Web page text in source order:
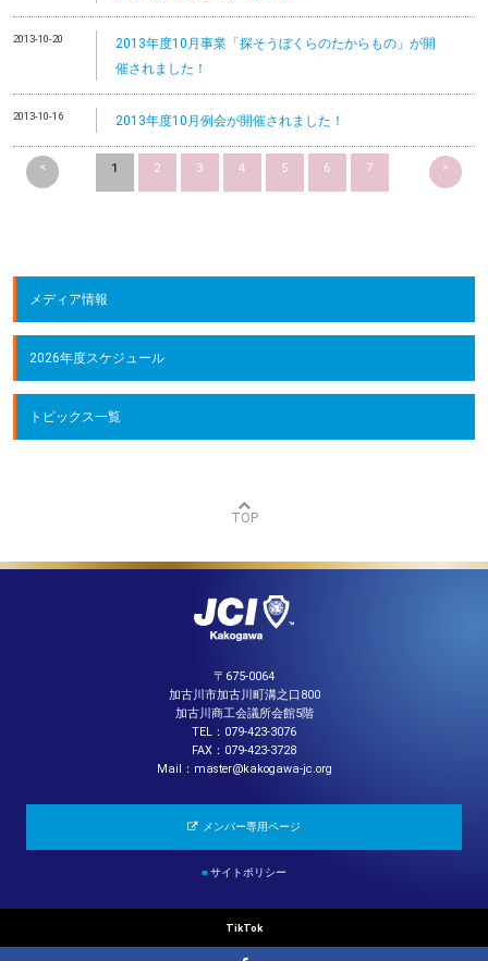
2013-10-20
2013年度10月事業「探そうぼくらのたからもの」が開
催されました！
2013-10-16 2013年度10月例会が開催されました！
< 1 2 3 4 5 6 7 >
メディア情報
2026年度スケジュール
トピックス一覧
TOP
〒675-0064
加古川市加古川町溝之口800
加古川商工会議所会館5階
TEL：079-423-3076
FAX：079-423-3728
Mail：master@kakogawa-jc.org
メンバー専用ページ
■サイトポリシー
TikTok